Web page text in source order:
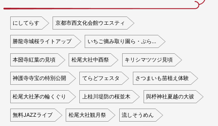
にしてらす 京都市西文化会館ウエスティ
勝龍寺城桜ライトアップ いちご摘み取り園ら・ぷら…
本圀寺紅葉の見頃 松尾大社中酉祭 キリシマツツジ見頃
神護寺寺宝の特別公開 てらどフェスタ さつまいも苗植え体験
松尾大社茅の輪くぐり 上桂川堤防の桜並木 與杼神社夏越の大祓
無料JAZZライブ 松尾大社観月祭 流しそうめん